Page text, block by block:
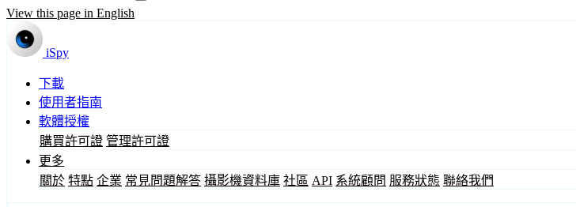
View this page in English
iSpy
下載
使用者指南
軟體授權
購買許可證 管理許可證
更多
關於 特點 企業 常見問題解答 攝影機資料庫 社區 API 系統顧問 服務狀態 聯絡我們